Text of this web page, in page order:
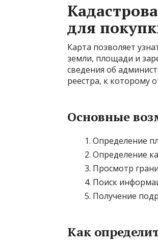
для
Карта позволяет
земли, площади и
сведения об
реестра, к которому
Основные
Определение
Определение
Просмотр
Поиск
Получение
Как